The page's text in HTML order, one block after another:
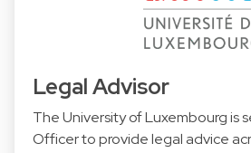
Legal Advisor
The University of Luxembourg is
Officer to provide legal advice